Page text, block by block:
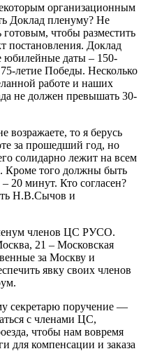
организационным
Доклад пленуму? Не
чтобы разместить
постановления. Доклад
юбилейные даты – 150-
летие Победы. Несколько
работе и наших
не должен превышать 30-
возражаете, то я берусь
за прошедший год, но
солидарно лежит на всем
Кроме того должны быть
20 минут. Кто согласен?
Н.В.Сычов и
членов ЦС РУСО.
21 – Московская
за Москву и
явку своих членов
секретарю поручение —
с членами ЦС,
чтобы нам вовремя
для компенсации и заказа